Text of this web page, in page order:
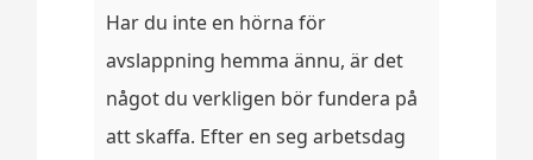
Har du inte en hörna för
avslappning hemma ännu, är det
något du verkligen bör fundera på
att skaffa. Efter en seg arbetsdag